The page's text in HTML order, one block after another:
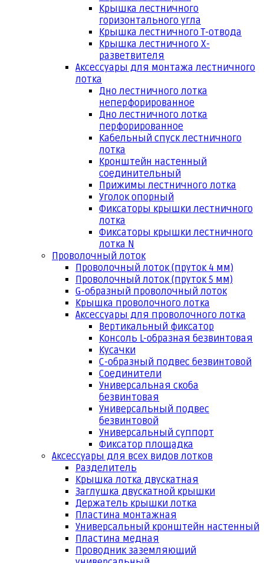
Крышка лестничного
горизонтального угла
Крышка лестничного Т-отвода
Крышка лестничного Х-
разветвителя
Аксессуары для монтажа лестничного
лотка
Дно лестничного лотка
неперфорированное
Дно лестничного лотка
перфорированное
Кабельный спуск лестничного
лотка
Кронштейн настенный
соединительный
Прижимы лестничного лотка
Уголок опорный
Фиксаторы крышки лестничного
лотка
Фиксаторы крышки лестничного
лотка N
Проволочный лоток
Проволочный лоток (пруток 4 мм)
Проволочный лоток (пруток 5 мм)
G-образный проволочный лоток
Крышка проволочного лотка
Аксессуары для проволочного лотка
Вертикальный фиксатор
Консоль L-образная безвинтовая
Кусачки
С-образный подвес безвинтовой
Соединители
Универсальная скоба
безвинтовая
Универсальный подвес
безвинтовой
Универсальный суппорт
Фиксатор площадка
Аксессуары для всех видов лотков
Разделитель
Крышка лотка двускатная
Заглушка двускатной крышки
Держатель крышки лотка
Пластина монтажная
Универсальный кронштейн настенный
Пластина медная
Проводник заземляющий